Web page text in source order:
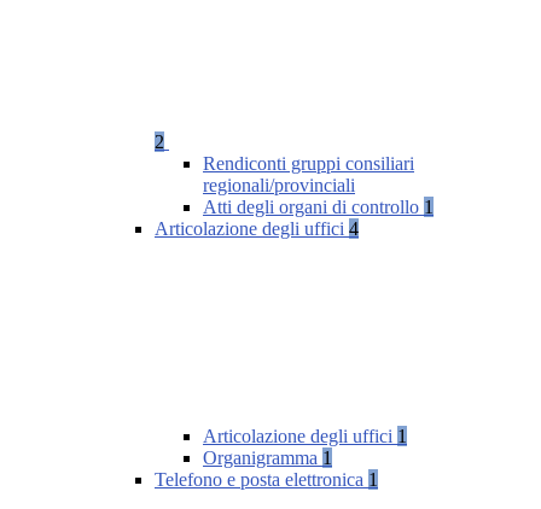
2
Rendiconti gruppi consiliari
regionali/provinciali
Atti degli organi di controllo 1
Articolazione degli uffici 4
Articolazione degli uffici 1
Organigramma 1
Telefono e posta elettronica 1